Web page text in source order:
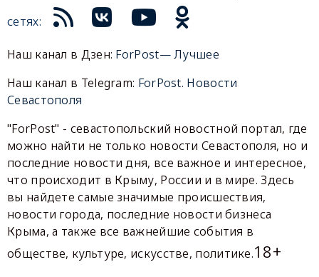
сетях:
Наш канал в Дзен: ForPost— Лучшее
Наш канал в Telegram: ForPost. Новости
Севастополя
"ForPost" - севастопольский новостной портал, где
можно найти не только новости Севастополя, но и
последние новости дня, все важное и интересное,
что происходит в Крыму, России и в мире. Здесь
вы найдете самые значимые происшествия,
новости города, последние новости бизнеса
Крыма, а также все важнейшие события в
обществе, культуре, искусстве, политике.18+